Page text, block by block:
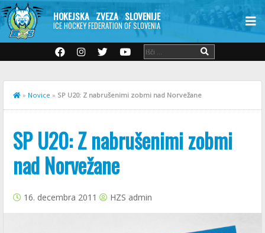
HOKEJSKA ZVEZA SLOVENIJE
ICE HOCKEY FEDERATION OF SLOVENIA
» Novice » SP U20: Z nabrušenimi zobmi nad Norvežane
SP U20: Z nabrušenimi zobmi
nad Norvežane
16. decembra 2011 HZS admin